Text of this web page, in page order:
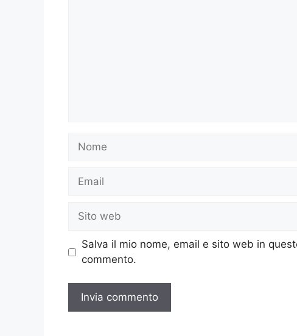
Nome
Email
Sito
web
Salva il mio nome, email e sito web in
commento.